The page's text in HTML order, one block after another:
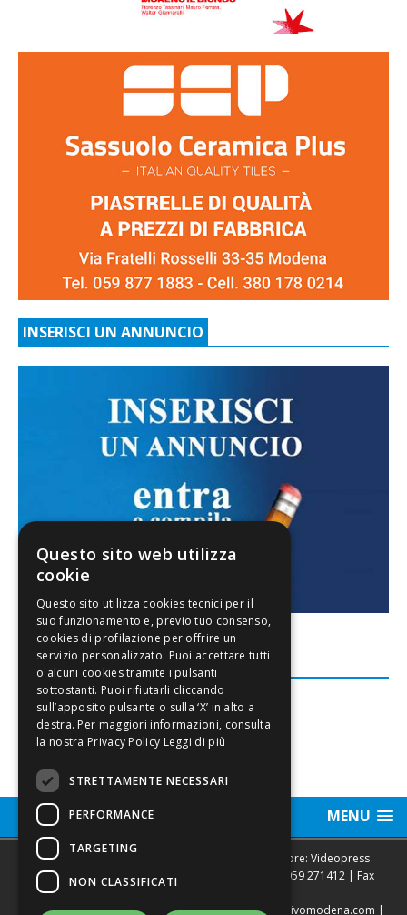
INSERISCI UN ANNUNCIO
FACEBOOK
MENU
Sede legale, Redazione, pubblicità e annunci Editore: Videopress
Modena S.r.l. via Emilia Est, 402/6 - Modena | Tel.
059 271412 | Fax
Direttore Resp. Giovanni Botti | email:redazione@vivomodena.com |
Questo sito web utilizza
cookie
Leggi di più
STRETTAMENTE NECESSARI
PERFORMANCE
TARGETING
NON CLASSIFICATI